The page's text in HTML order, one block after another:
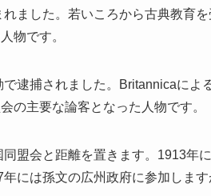
ました。若いころから古典教育
物です。
逮捕されました。Britannicaによ
の主要な論客となった人物です。
盟会と距離を置きます。1913年
には孫文の広州政府に参加しま